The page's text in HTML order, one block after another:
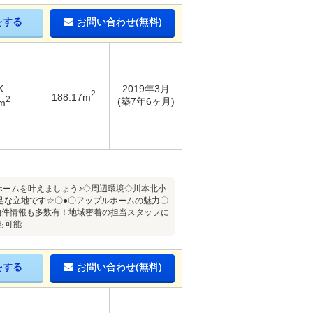
する お問い合わせ(無料)
2 188.17m2
2019年3月
(築7年6ヶ月)
ムを叶えましょう♪◇周辺環境◇川本北小
地です☆〇●〇アップルホームの魅力〇
情報も多数有！地域密着の担当スタッフに
可能
する お問い合わせ(無料)